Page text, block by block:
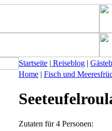
Startseite | Reiseblog |
Home | Fisch und
Zutaten für 4 Personen: